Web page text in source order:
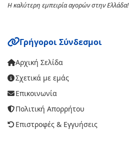
Η καλύτερη εμπειρία αγορών στην Ελλάδα!
Γρήγοροι Σύνδεσμοι
Αρχική Σελίδα
Σχετικά με εμάς
Επικοινωνία
Πολιτική Απορρήτου
Επιστροφές & Εγγυήσεις